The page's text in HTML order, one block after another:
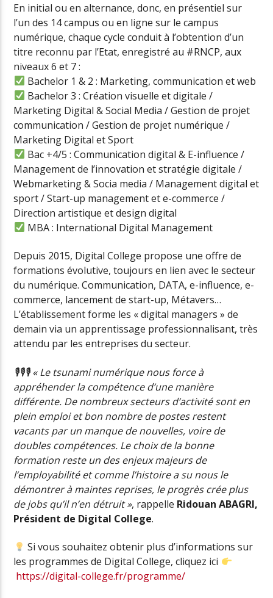
En initial ou en alternance, donc, en présentiel sur
l’un des 14 campus ou en ligne sur le campus
numérique, chaque cycle conduit à l’obtention d’un
titre reconnu par l’Etat, enregistré au #RNCP, aux
niveaux 6 et 7 :
Bachelor 1 & 2 : Marketing, communication et web
Bachelor 3 : Création visuelle et digitale /
Marketing Digital & Social Media / Gestion de projet
communication / Gestion de projet numérique /
Marketing Digital et Sport
Bac +4/5 : Communication digital & E-influence /
Management de l’innovation et stratégie digitale /
Webmarketing & Socia media / Management digital et
sport / Start-up management et e-commerce /
Direction artistique et design digital
MBA : International Digital Management
Depuis 2015, Digital College propose une offre de
formations évolutive, toujours en lien avec le secteur
du numérique. Communication, DATA, e-influence, e-
commerce, lancement de start-up, Métavers…
L’établissement forme les « digital managers » de
demain via un apprentissage professionnalisant, très
attendu par les entreprises du secteur.
🎙🎙🎙 « Le tsunami numérique nous force à
appréhender la compétence d’une manière
différente. De nombreux secteurs d’activité sont en
plein emploi et bon nombre de postes restent
vacants par un manque de nouvelles, voire de
doubles compétences. Le choix de la bonne
formation reste un des enjeux majeurs de
l’employabilité et comme l’histoire a su nous le
démontrer à maintes reprises, le progrès crée plus
de jobs qu’il n’en détruit », rappelle Ridouan ABAGRI,
Président de Digital College.
Si vous souhaitez obtenir plus d’informations sur
les programmes de Digital College, cliquez ici
https://digital-college.fr/programme/